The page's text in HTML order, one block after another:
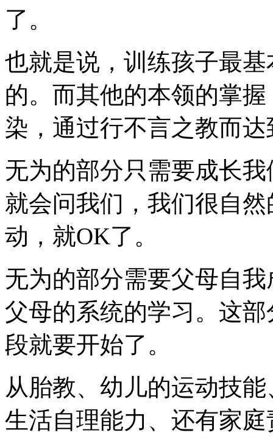
了。
也就是说，训练孩子最
的。而其他的本领的掌
染，通过行不言之教而达
无为的部分只需要成长
就会问我们，我们很自
动，就OK了。
无为的部分需要父母自
父母的系统的学习。这
段就要开始了。
从胎教、幼儿的运动技
生活自理能力、还有家